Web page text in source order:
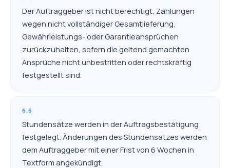
Der Auftraggeber ist nicht berechtigt, Zahlungen
wegen nicht vollständiger Gesamtlieferung,
Gewährleistungs- oder Garantieansprüchen
zurückzuhalten, sofern die geltend gemachten
Ansprüche nicht unbestritten oder rechtskräftig
festgestellt sind.
6.6
Stundensätze werden in der Auftragsbestätigung
festgelegt. Änderungen des Stundensatzes werden
dem Auftraggeber mit einer Frist von 6 Wochen in
Textform angekündigt.